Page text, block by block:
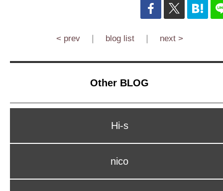
< prev｜ blog list｜ next >
Other BLOG
Hi-s
nico